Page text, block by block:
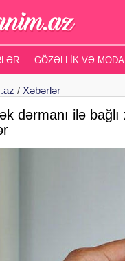
GÖZƏLLIK VƏ MODA
/ Xəbərlər
dərmanı ilə